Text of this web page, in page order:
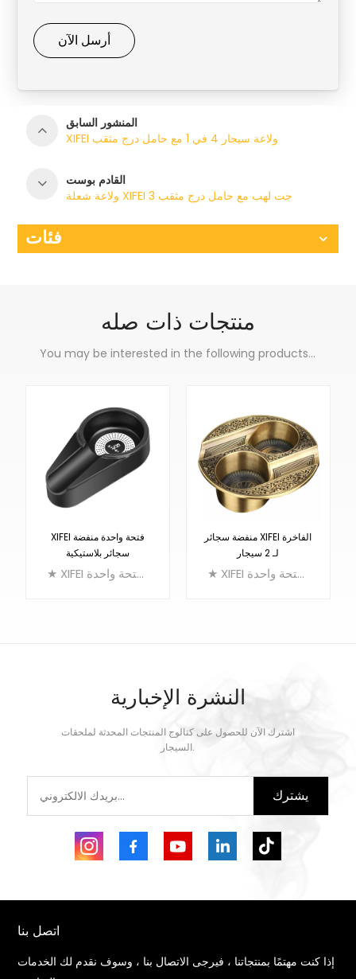
أرسل الآن
المنشور السابق
XIFEI ولاعة سيجار 4 في 1 مع حامل درج مثقب
القادم بوست
ولاعة شعلة XIFEI 3 جت لهب مع حامل درج مثقب
فئات
منتجات ذات صله
You may be interested in the following products...
XIFEI فتحة واحدة منفضة
سجائر بلاستيكية
★ XIFEI خفيفة الوزن منفضة سجائر السيجار ، منفضة سجائر الميلامين المنزلية تصميم فتحة واحدة
يتعلم أكثر
منفضة سجائر XIFEI الفاخرة
لـ 2 سيجار
★ XIFEI خفيفة الوزن منفضة سجائر السيجار ، منفضة سجائر الميلامين المنزلية تصميم فتحة واحدة
يتعلم أكثر
النشرة الإخبارية
اشترك الآن للحصول على كتالوج المنتجات المحدثة لملحقات
السيجار.
يشترك
اتصل بنا
إذا كنت مهتمًا بمنتجاتنا ، فيرجى الاتصال بنا ، وسوف نقدم لك الخدمات